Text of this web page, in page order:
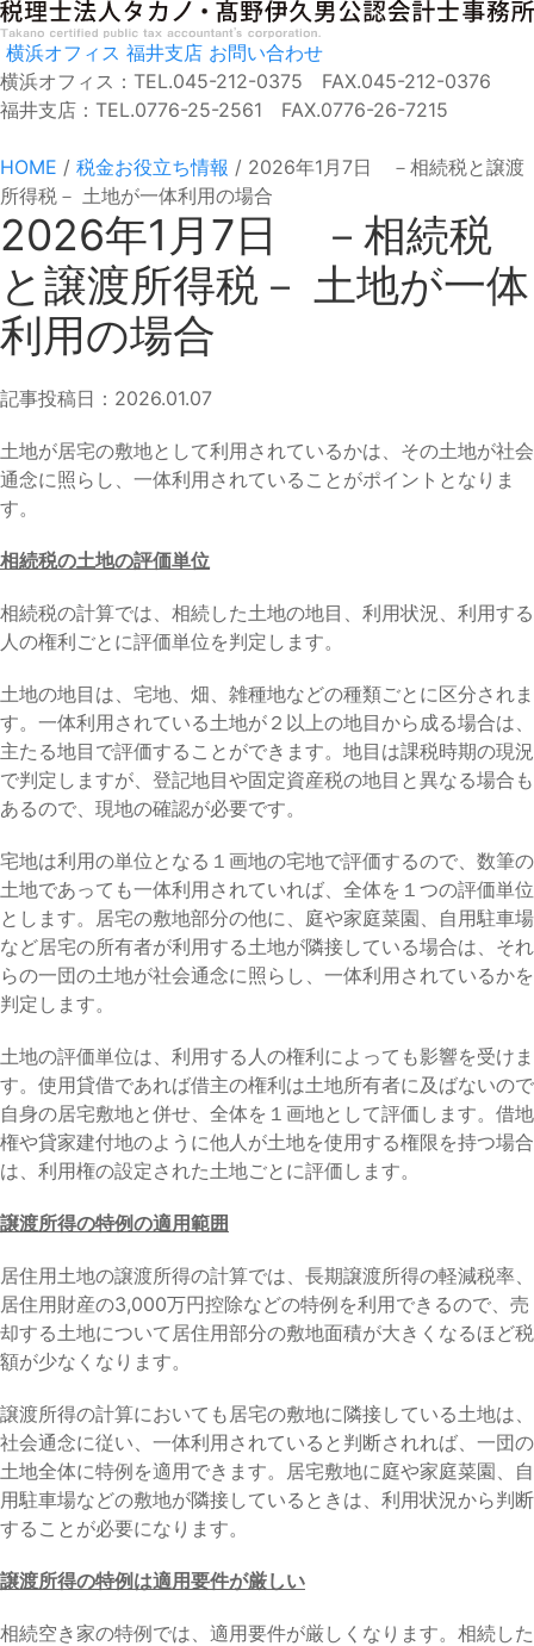
横浜オフィス 福井支店 お問い合わせ
横浜オフィス：TEL.045-212-0375 FAX.045-212-0376
福井支店：TEL.0776-25-2561 FAX.0776-26-7215
HOME / 税金お役立ち情報 / 2026年1月7日 －相続税と譲渡
所得税－ 土地が一体利用の場合
2026年1月7日 －相続税
と譲渡所得税－ 土地が一体
利用の場合
記事投稿日：2026.01.07
土地が居宅の敷地として利用されているかは、その土地が社会
通念に照らし、一体利用されていることがポイントとなりま
す。
相続税の土地の評価単位
相続税の計算では、相続した土地の地目、利用状況、利用する
人の権利ごとに評価単位を判定します。
土地の地目は、宅地、畑、雑種地などの種類ごとに区分されま
す。一体利用されている土地が２以上の地目から成る場合は、
主たる地目で評価することができます。地目は課税時期の現況
で判定しますが、登記地目や固定資産税の地目と異なる場合も
あるので、現地の確認が必要です。
宅地は利用の単位となる１画地の宅地で評価するので、数筆の
土地であっても一体利用されていれば、全体を１つの評価単位
とします。居宅の敷地部分の他に、庭や家庭菜園、自用駐車場
など居宅の所有者が利用する土地が隣接している場合は、それ
らの一団の土地が社会通念に照らし、一体利用されているかを
判定します。
土地の評価単位は、利用する人の権利によっても影響を受けま
す。使用貸借であれば借主の権利は土地所有者に及ばないので
自身の居宅敷地と併せ、全体を１画地として評価します。借地
権や貸家建付地のように他人が土地を使用する権限を持つ場合
は、利用権の設定された土地ごとに評価します。
譲渡所得の特例の適用範囲
居住用土地の譲渡所得の計算では、長期譲渡所得の軽減税率、
居住用財産の3,000万円控除などの特例を利用できるので、売
却する土地について居住用部分の敷地面積が大きくなるほど税
額が少なくなります。
譲渡所得の計算においても居宅の敷地に隣接している土地は、
社会通念に従い、一体利用されていると判断されれば、一団の
土地全体に特例を適用できます。居宅敷地に庭や家庭菜園、自
用駐車場などの敷地が隣接しているときは、利用状況から判断
することが必要になります。
譲渡所得の特例は適用要件が厳しい
相続空き家の特例では、適用要件が厳しくなります。相続した